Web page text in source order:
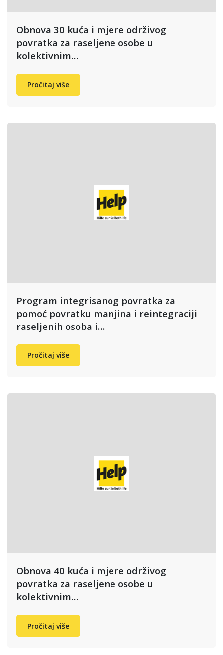
Obnova 30 kuća i mjere održivog
povratka za raseljene osobe u
kolektivnim…
Pročitaj više
Program integrisanog povratka za
pomoć povratku manjina i reintegraciji
raseljenih osoba i…
Pročitaj više
Obnova 40 kuća i mjere održivog
povratka za raseljene osobe u
kolektivnim…
Pročitaj više